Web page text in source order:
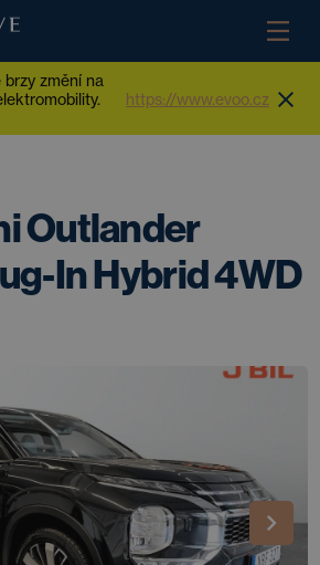
brzy změní na
https://www.evoo.cz
Outlander
In Hybrid 4WD